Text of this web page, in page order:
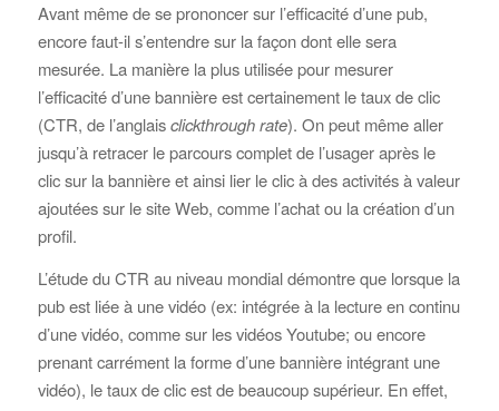
Avant même de se prononcer sur l’efficacité d’une pub,
encore faut-il s’entendre sur la façon dont elle sera
mesurée. La manière la plus utilisée pour mesurer
l’efficacité d’une bannière est certainement le taux de clic
(CTR, de l’anglaisclickthrough rate). On peut même aller
jusqu’à retracer le parcours complet de l’usager après le
clic sur la bannière et ainsi lier le clic à des activités à valeur
ajoutées sur le site Web, comme l’achat ou la création d’un
profil.
L’étude du CTR au niveau mondial démontre que lorsque la
pub est liée à une vidéo (ex: intégrée à la lecture en continu
d’une vidéo, comme sur les vidéos Youtube; ou encore
prenant carrément la forme d’une bannière intégrant une
vidéo), le taux de clic est de beaucoup supérieur. En effet,